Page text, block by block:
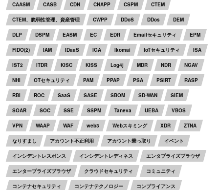
CAASM CASB CDN CNAPP CSPM CTEM
CTEM、脆弱性管理、資産管理 CWPP DDoS DDos DEM
DLP DSPM EASM EC EDR Emailセキュリティ EPM
FIDO(2) IAM IDaaS IGA Ikomai IoTセキュリティ ISA
IST2 ITDR KISC KISS Log4j MDR NDR NGAV
NHI OTセキュリティ PAM PPAP PSA PSIRT RASP
RBI ROC SaaS SASE SBOM SD-WAN SIEM
SOAR SOC SSE SSPM Taneva UEBA VBOS
VPN WAAP WAF web3 Webスキミング XDR ZTNA
なりすまし アカウント不正利用 アカウント乗っ取り イベント
インシデントレスポンス インシデントレディネス エンタプライズブラウザ
エンタープライズブラウザ クラウドセキュリティ コミュニティ
コンテナセキュリティ コンテナテクノロジー コンプライアンス